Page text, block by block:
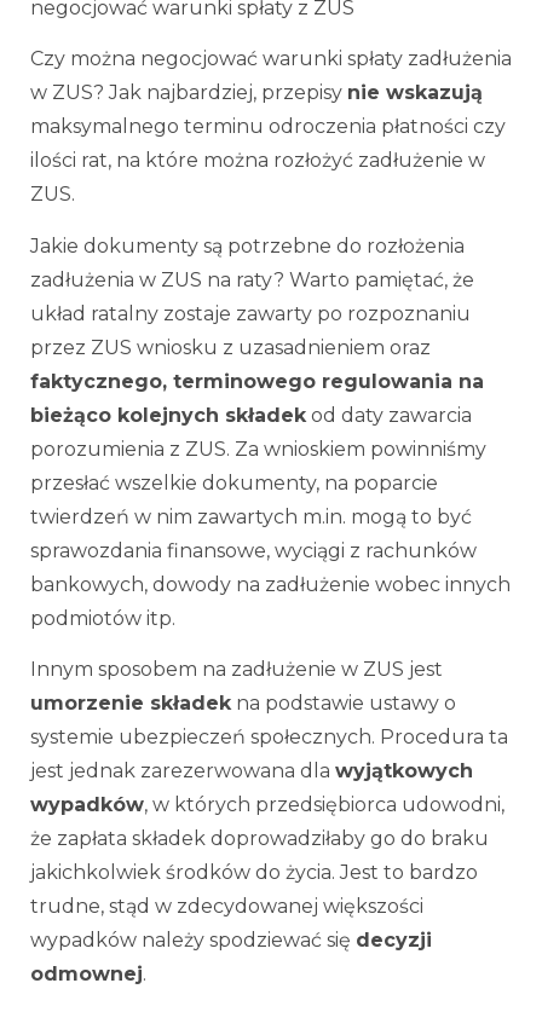
negocjować warunki spłaty z ZUS
Czy można negocjować warunki spłaty zadłużenia
w ZUS? Jak najbardziej, przepisy nie wskazują
maksymalnego terminu odroczenia płatności czy
ilości rat, na które można rozłożyć zadłużenie w
ZUS.
Jakie dokumenty są potrzebne do rozłożenia
zadłużenia w ZUS na raty? Warto pamiętać, że
układ ratalny zostaje zawarty po rozpoznaniu
przez ZUS wniosku z uzasadnieniem oraz
faktycznego, terminowego regulowania na
bieżąco kolejnych składek od daty zawarcia
porozumienia z ZUS. Za wnioskiem powinniśmy
przesłać wszelkie dokumenty, na poparcie
twierdzeń w nim zawartych m.in. mogą to być
sprawozdania finansowe, wyciągi z rachunków
bankowych, dowody na zadłużenie wobec innych
podmiotów itp.
Innym sposobem na zadłużenie w ZUS jest
umorzenie składekna podstawie ustawy o
systemie ubezpieczeń społecznych. Procedura ta
jest jednak zarezerwowana dla wyjątkowych
wypadków, w których przedsiębiorca udowodni,
że zapłata składek doprowadziłaby go do braku
jakichkolwiek środków do życia. Jest to bardzo
trudne, stąd w zdecydowanej większości
wypadków należy spodziewać się decyzji
odmownej.